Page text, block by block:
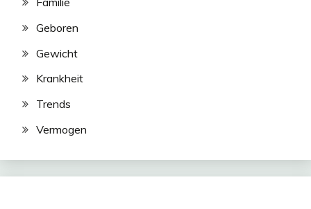
Geboren
Gewicht
Krankheit
Trends
Vermogen